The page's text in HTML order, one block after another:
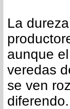
La
aunque
veredas
se ven
diferendo.